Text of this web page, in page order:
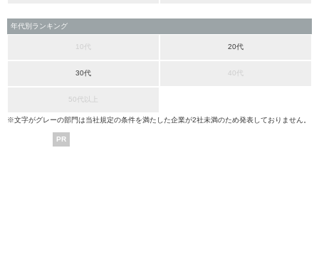
年代別ランキング
10代 20代
30代 40代
50代以上
※文字がグレーの部門は当社規定の条件を満たした企業が2社未満のため発表しておりません。
PR